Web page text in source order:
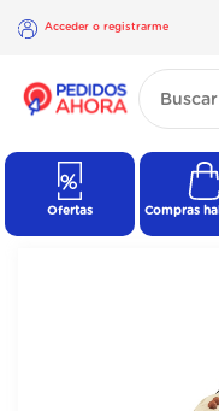
Acceder o registrarme
×
Acceder o
Ofertas Compras